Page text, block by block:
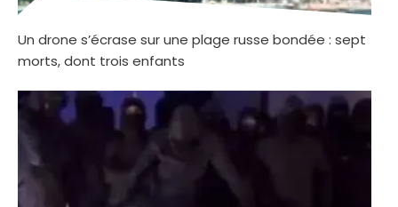
Un drone s’écrase sur une plage russe bondée : sept
morts, dont trois enfants